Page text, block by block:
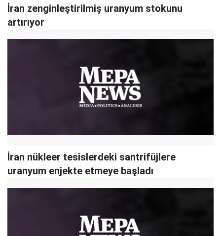
İran zenginleştirilmiş uranyum stokunu
artırıyor
İran nükleer tesislerdeki santrifüjlere
uranyum enjekte etmeye başladı